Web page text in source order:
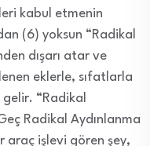
kabul etmenin
(6) yoksun “Radikal
dışarı atar ve
eklerle, sıfatlarla
“Radikal
Radikal Aydınlanma
araç işlevi gören şey,